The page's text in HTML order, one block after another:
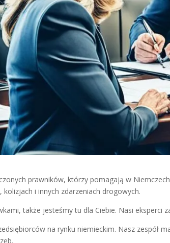
prawników, którzy pomagają w
i innych zdarzeniach drogowych.
także jesteśmy tu dla Ciebie. Nasi eksperci
na rynku niemieckim. Nasz zespół